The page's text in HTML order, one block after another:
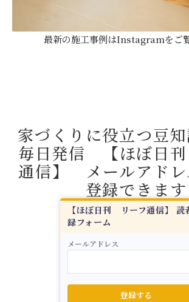
最新の施工事例はInstagramをご
家づくりに役立つ豆
毎日発信 【ほぼ日
通信】 メールアドレ
登録できます
【ほぼ日刊 リーフ通信】 読
録フォーム
メールアドレス
登録する